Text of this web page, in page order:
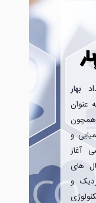
بهار
را از سال ۱۳۷۶ به عنوان
همچون
و
آغاز
های
و